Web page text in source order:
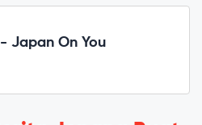
Japan On You